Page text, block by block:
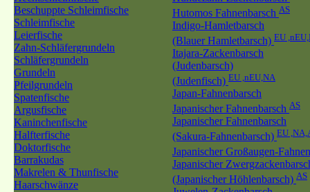
Beschuppte Schleimfische
Schleimfische
Leierfische
Zahn-Schläfergrundeln
Schläfergrundeln
Grundeln
Pfeilgrundeln
Spatenfische
Argusfische
Kaninchenfische
Halfterfische
Doktorfische
Barrakudas
Makrelen & Thunfische
Haarschwänze
Hutomos Fahnenbarsch AS
Indigo-Hamletbarsch
(Blauer Hamletbarsch) EU
Itajara-Zackenbarsch
(Judenbarsch)
(Judenfisch) EU ,nEU,NA
Japan-Fahnenbarsch
Japanischer Fahnenbarsch AS
Japanischer Fahnenbarsch
(Sakura-Fahnenbarsch) EU
Japanischer Großaugen-
Japanischer
(Japanischer Höhlenbarsch) AS